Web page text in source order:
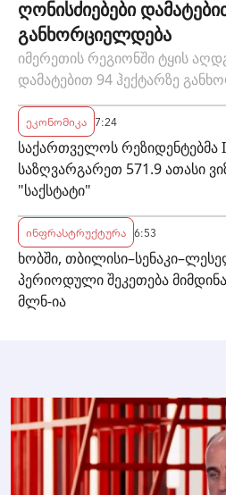
ღონისძიებები
განხორციელდება
იმერეთის რეგიონში ტყის
დამატებით 94 ჰექტარზე
ეკონომიკა 7:24
საქართველოს რეზიდენტებმა
საზღვარგარეთ 571.9 ათასი
"საქსტატი"
ინფრასტრუქტურა 6:53
ხობში,
პერიოდული შეკეთება
მლნ-ია